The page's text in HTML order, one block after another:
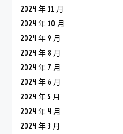
2024 年 11 月
2024 年 10 月
2024 年 9 月
2024 年 8 月
2024 年 7 月
2024 年 6 月
2024 年 5 月
2024 年 4 月
2024 年 3 月